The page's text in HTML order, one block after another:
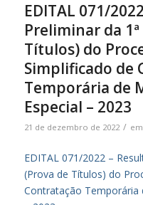
EDITAL 071/
Preliminar da
Títulos) do
Simplificado de
Temporária de
Especial – 2023
21 de dezembro de 2022 / em
EDITAL 071/2022 –
(Prova de Títulos) do
Contratação Temporária